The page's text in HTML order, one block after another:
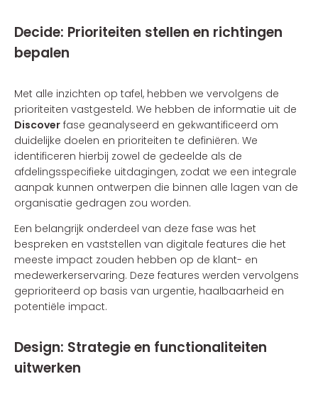
Decide: Prioriteiten stellen en richtingen
bepalen
Met alle inzichten op tafel, hebben we vervolgens de
prioriteiten vastgesteld. We hebben de informatie uit de
Discover fase geanalyseerd en gekwantificeerd om
duidelijke doelen en prioriteiten te definiëren. We
identificeren hierbij zowel de gedeelde als de
afdelingsspecifieke uitdagingen, zodat we een integrale
aanpak kunnen ontwerpen die binnen alle lagen van de
organisatie gedragen zou worden.
Een belangrijk onderdeel van deze fase was het
bespreken en vaststellen van digitale features die het
meeste impact zouden hebben op de klant- en
medewerkerservaring. Deze features werden vervolgens
geprioriteerd op basis van urgentie, haalbaarheid en
potentiële impact.
Design: Strategie en functionaliteiten
uitwerken